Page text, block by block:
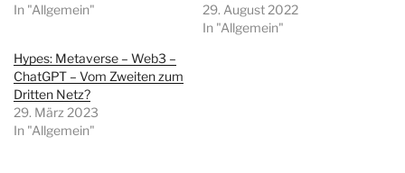
In "Allgemein"
29. August 2022
In "Allgemein"
Hypes: Metaverse – Web3 –
ChatGPT – Vom Zweiten zum
Dritten Netz?
29. März 2023
In "Allgemein"